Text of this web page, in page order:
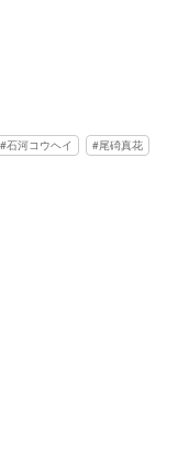
石河コウヘイ
尾碕真花